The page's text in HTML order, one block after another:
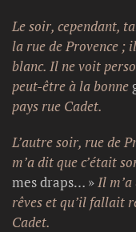
Le soir, cependant,
la rue de Provence ;
blanc. Il ne voit
peut-être à la bonne
pays rue Cadet.
L’autre soir, rue de
m’a dit que c’était
mes draps… »Il
rêves et qu’il fallait
Cadet.